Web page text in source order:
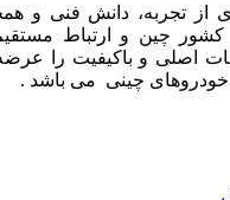
از تجربه، دانش فنی و
چین و ارتباط مستقیم
اصلی و باکیفیت را
خودروهای چینی می باشد .